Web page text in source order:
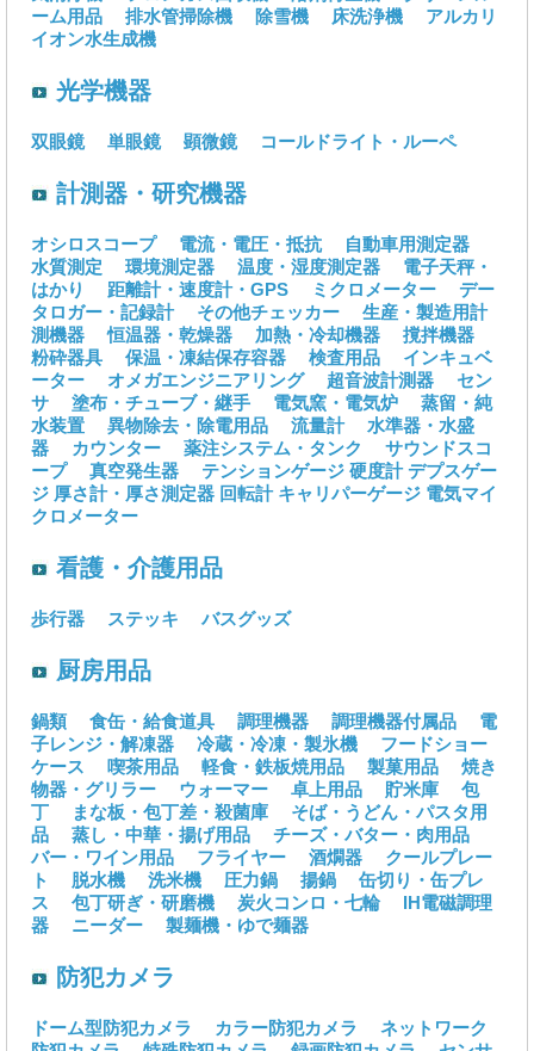
ーム用品
排水管掃除機 除雪機 床洗浄機
アルカリ
イオン水生成機
光学機器
双眼鏡 単眼鏡 顕微鏡 コールドライト・ルーペ
計測器・研究機器
オシロスコープ 電流・電圧・抵抗
自動車用測定器
水質測定
環境測定器 温度・湿度測定器
電子天秤・
はかり
距離計・速度計・GPS ミクロメーター
デー
タロガー・記録計
その他チェッカー
生産・製造用計
測機器
恒温器・乾燥器 加熱・冷却機器
撹拌機器
粉砕器具
保温・凍結保存容器 検査用品
インキュベ
ーター
オメガエンジニアリング 超音波計測器
セン
サ
塗布・チューブ・継手 電気窯・電気炉
蒸留・純
水装置
異物除去・除電用品 流量計
水準器・水盛
器
カウンター 薬注システム・タンク
サウンドスコ
ープ
真空発生器 テンションゲージ 硬度計 デプスゲー
ジ 厚さ計・厚さ測定器 回転計 キャリパーゲージ 電気マイ
クロメーター
看護・介護用品
歩行器 ステッキ バスグッズ
厨房用品
鍋類 食缶・給食道具 調理機器 調理機器付属品
電
子レンジ・解凍器
冷蔵・冷凍・製氷機
フードショー
ケース
喫茶用品 軽食・鉄板焼用品 製菓用品
焼き
物器・グリラー
ウォーマー 卓上用品 貯米庫
包
丁
まな板・包丁差・殺菌庫
そば・うどん・パスタ用
品
蒸し・中華・揚げ用品
チーズ・バター・肉用品
バー・ワイン用品
フライヤー 酒燗器
クールプレー
ト
脱水機 洗米機 圧力鍋 揚鍋
缶切り・缶プレ
ス
包丁研ぎ・研磨機 炭火コンロ・七輪
IH電磁調理
器
ニーダー 製麺機・ゆで麺器
防犯カメラ
ドーム型防犯カメラ カラー防犯カメラ
ネットワーク